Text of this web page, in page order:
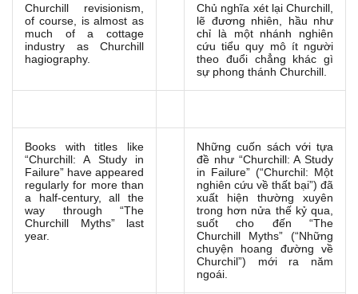
Churchill revisionism,
of course, is almost as
much of a cottage
industry as Churchill
hagiography.
Chủ nghĩa xét lại Churchill,
lẽ đương nhiên, hầu như
chỉ là một nhánh nghiên
cứu tiểu quy mô ít người
theo đuổi chẳng khác gì
sự phong thánh Churchill.
Books with titles like
“Churchill: A Study in
Failure” have appeared
regularly for more than
a half-century, all the
way through “The
Churchill Myths” last
year.
Những cuốn sách với tựa
đề như “Churchill: A Study
in Failure” (“Churchil: Một
nghiên cứu về thất bại”) đã
xuất hiện thường xuyên
trong hơn nửa thế kỷ qua,
suốt cho đến “The
Churchill Myths” (“Những
chuyện hoang đường về
Churchil”) mới ra năm
ngoái.